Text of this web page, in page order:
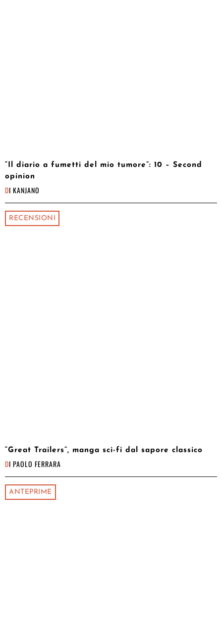
“Il diario a fumetti del mio tumore”: 10 – Second
opinion
DI KANJANO
RECENSIONI
“Great Trailers”, manga sci-fi dal sapore classico
DI PAOLO FERRARA
ANTEPRIME